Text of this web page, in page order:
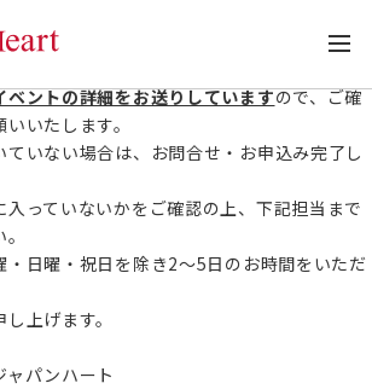
了しました。
助産師向け】ジャパンハート募集説明会への
うございます。
ベントの詳細をお送りしていますので、ご確
いたします。
ていない場合は、お問合せ・お申込み完了し
入っていないかをご確認の上、下記担当まで
・日曜・祝日を除き2～5日のお時間をいただ
上げます。
パンハート